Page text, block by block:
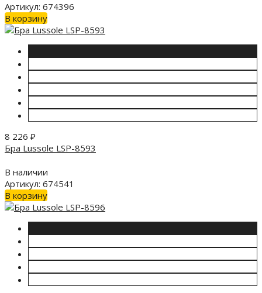
Артикул: 674396
В корзину
8 226 ₽
Бра Lussole LSP-8593
В наличии
Артикул: 674541
В корзину